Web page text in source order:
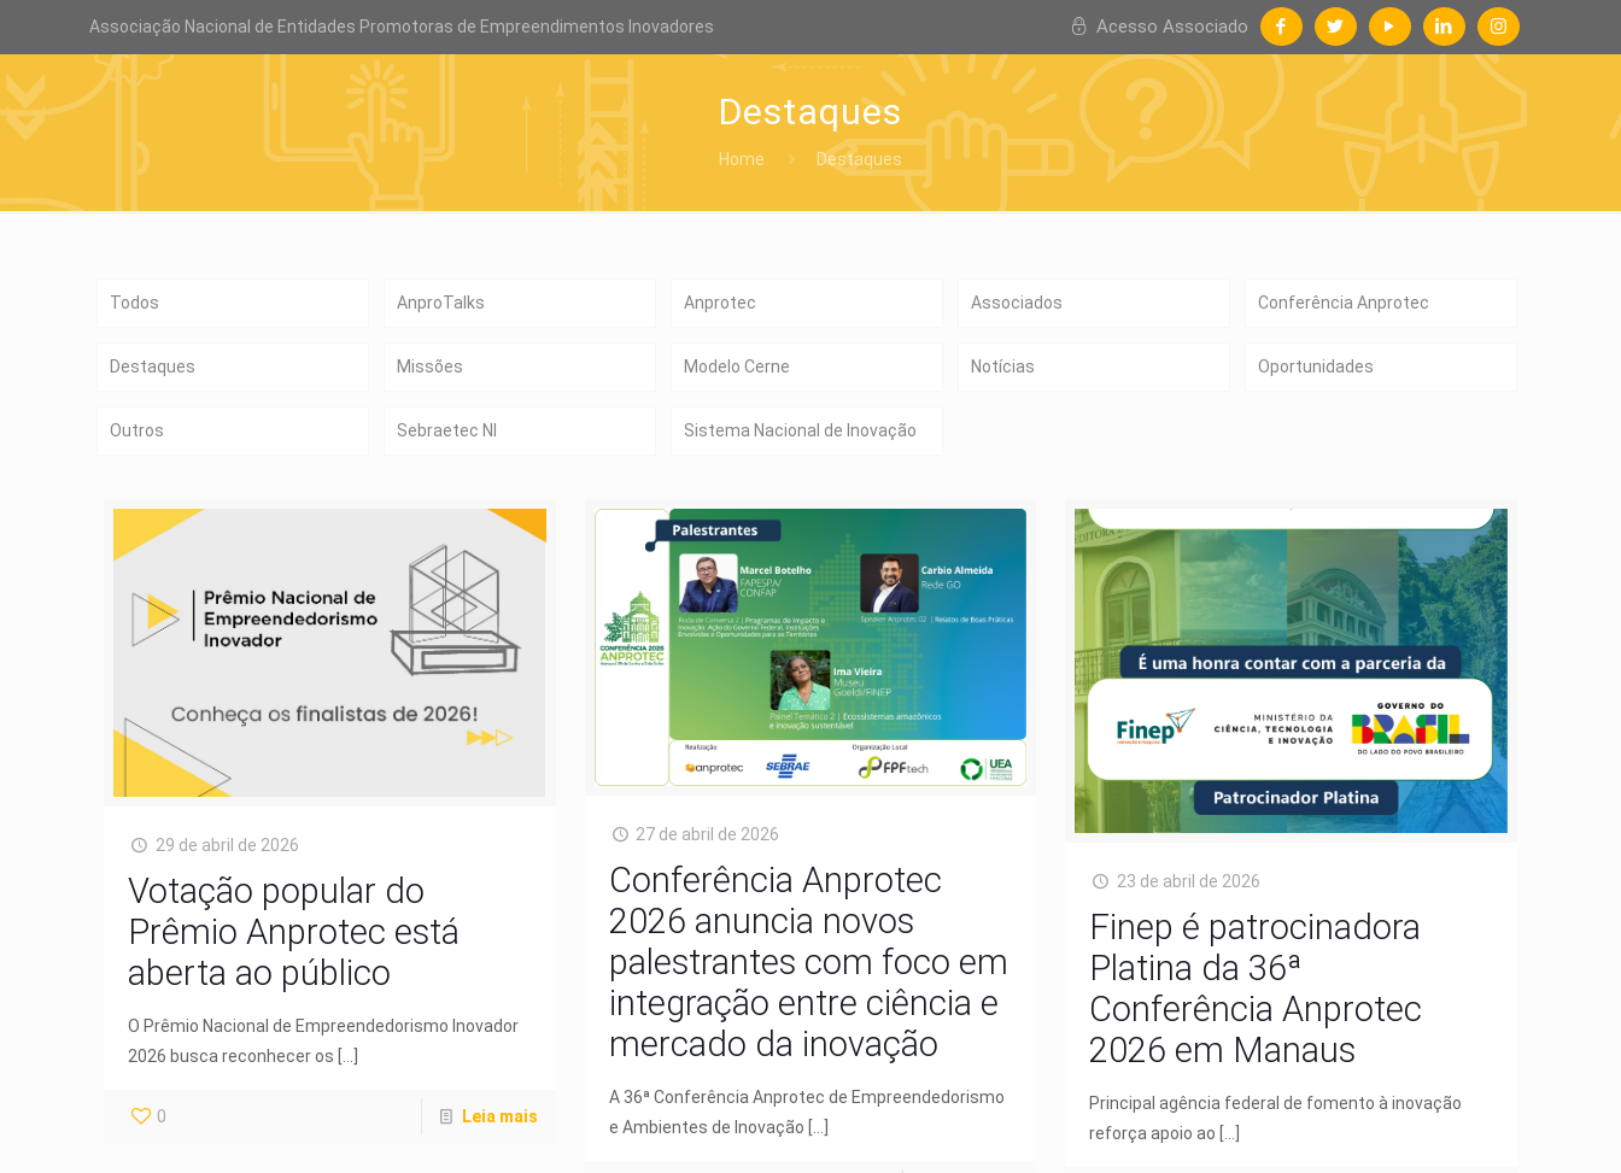
Associação Nacional de Entidades Promotoras de Empreendimentos Inovadores Acesso Associado
Destaques
Home Destaques
Todos AnproTalks Anprotec Associados Conferência Anprotec
Destaques Missões Modelo Cerne Notícias Oportunidades
Outros Sebraetec NI Sistema Nacional de Inovação
29 de abril de 2026
Votação popular do
Prêmio Anprotec está
aberta ao público
O Prêmio Nacional de Empreendedorismo Inovador
2026 busca reconhecer os
0 Leia mais
27 de abril de 2026
Conferência Anprotec
2026 anuncia novos
palestrantes com foco em
integração entre ciência e
mercado da inovação
A 36ª Conferência Anprotec de Empreendedorismo
e Ambientes de Inovação
23 de abril de 2026
Finep é patrocinadora
Platina da 36ª
Conferência Anprotec
2026 em Manaus
Principal agência federal de fomento à inovação
reforça apoio ao